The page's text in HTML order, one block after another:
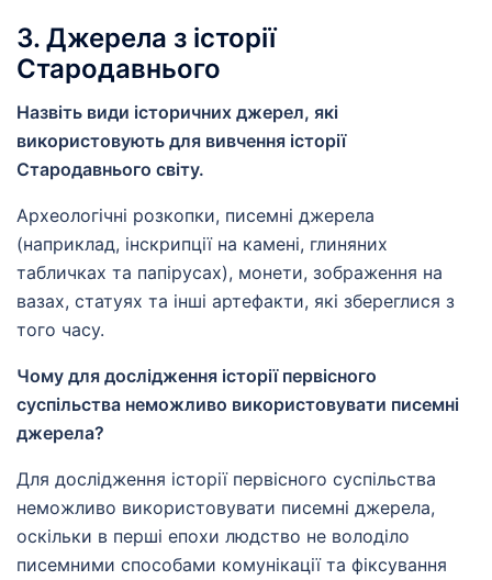
3. Джерела з історії
Стародавнього
Назвіть види історичних джерел, які
використовують для вивчення історії
Стародавнього світу.
Археологічні розкопки, писемні джерела
(наприклад, інскрипції на камені, глиняних
табличках та папірусах), монети, зображення на
вазах, статуях та інші артефакти, які збереглися з
того часу.
Чому для дослідження історії первісного
суспільства неможливо використовувати писемні
джерела?
Для дослідження історії первісного суспільства
неможливо використовувати писемні джерела,
оскільки в перші епохи людство не володіло
писемними способами комунікації та фіксування